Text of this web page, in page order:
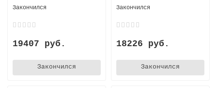
Закончился
19407 руб.
Закончился
Закончился
18226 руб.
Закончился